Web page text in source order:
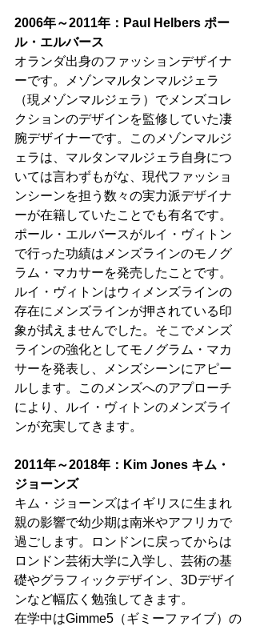
2006年～2011年：Paul Helbers ポー
ル・エルバース
オランダ出身のファッションデザイナ
ーです。メゾンマルタンマルジェラ
（現メゾンマルジェラ）でメンズコレ
クションのデザインを監修していた凄
腕デザイナーです。このメゾンマルジ
ェラは、マルタンマルジェラ自身につ
いては言わずもがな、現代ファッショ
ンシーンを担う数々の実力派デザイナ
ーが在籍していたことでも有名です。
ポール・エルバースがルイ・ヴィトン
で行った功績はメンズラインのモノグ
ラム・マカサーを発売したことです。
ルイ・ヴィトンはウィメンズラインの
存在にメンズラインが押されている印
象が拭えませんでした。そこでメンズ
ラインの強化としてモノグラム・マカ
サーを発表し、メンズシーンにアピー
ルします。このメンズへのアプローチ
により、ルイ・ヴィトンのメンズライ
ンが充実してきます。
2011年～2018年：Kim Jones キム・
ジョーンズ
キム・ジョーンズはイギリスに生まれ
親の影響で幼少期は南米やアフリカで
過ごします。ロンドンに戻ってからは
ロンドン芸術大学に入学し、芸術の基
礎やグラフィックデザイン、3Dデザイ
ンなど幅広く勉強してきます。
在学中はGimme5（ギミーファイブ）の